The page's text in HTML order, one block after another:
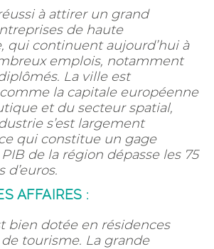
à attirer un grand
de haute
qui continuent aujourd’hui à
emplois, notamment
La ville est
la capitale européenne
et du secteur spatial,
s’est largement
qui constitue un gage
PIB de la région dépasse les 75
d’euros.
AFFAIRES :
bien dotée en résidences
tourisme. La grande